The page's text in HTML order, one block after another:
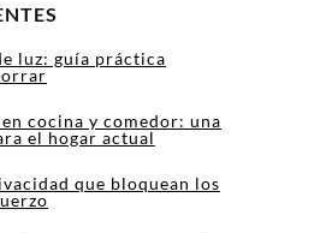
luz: guía práctica
cocina y comedor: una
el hogar actual
que bloquean los